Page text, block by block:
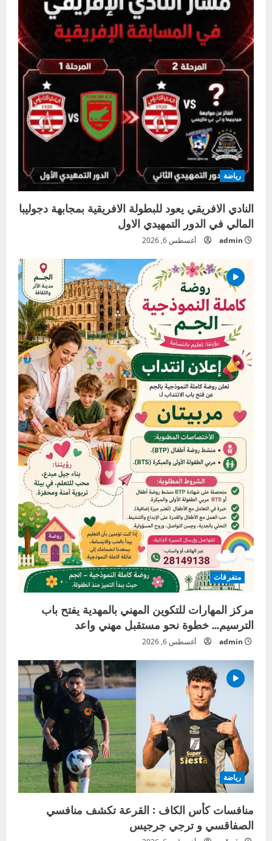
رياضة
النادي الافريقي يعود للبطولة الافريقية بمجابهة دجوليبا
المالي في الدور التمهيدي الاول
admin أغسطس 6, 2026
متفرقات
مركز المهارات للتكوين المهني بالمهدية يفتح باب
الترسيم… خطوة نحو مستقبل مهني واعد
admin أغسطس 6, 2026
رياضة
منافسات كأس الكاف : القرعة تكشف منافسي
الصفاقسي و ترجي جرجيس